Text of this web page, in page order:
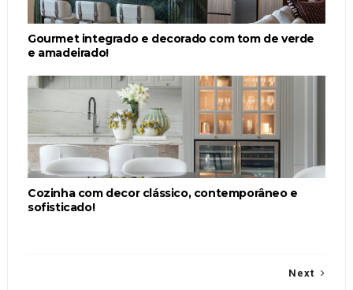
Gourmet integrado e decorado com tom de verde
e amadeirado!
Cozinha com decor clássico, contemporâneo e
sofisticado!
Next